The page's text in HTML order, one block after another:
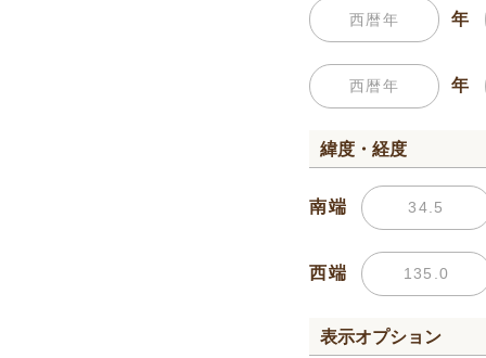
年
年
緯度・経度
南端
西端
表示オプション